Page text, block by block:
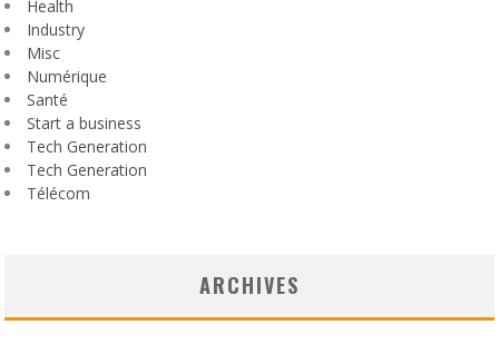
Health
Industry
Misc
Numérique
Santé
Start a business
Tech Generation
Tech Generation
Télécom
ARCHIVES